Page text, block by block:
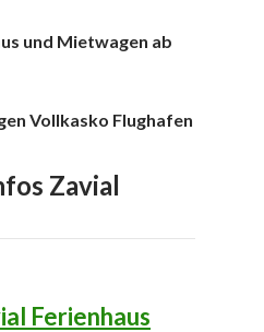
und Mietwagen ab
Vollkasko Flughafen
Zavial
Ferienhaus